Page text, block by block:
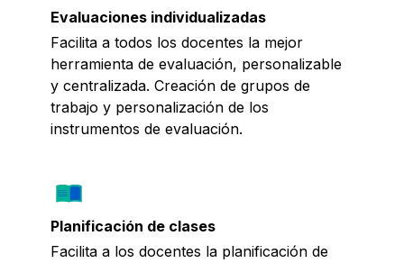
Evaluaciones individualizadas
Facilita a todos los docentes la mejor
herramienta de evaluación, personalizable
y centralizada. Creación de grupos de
trabajo y personalización de los
instrumentos de evaluación.
Planificación de clases
Facilita a los docentes la planificación de